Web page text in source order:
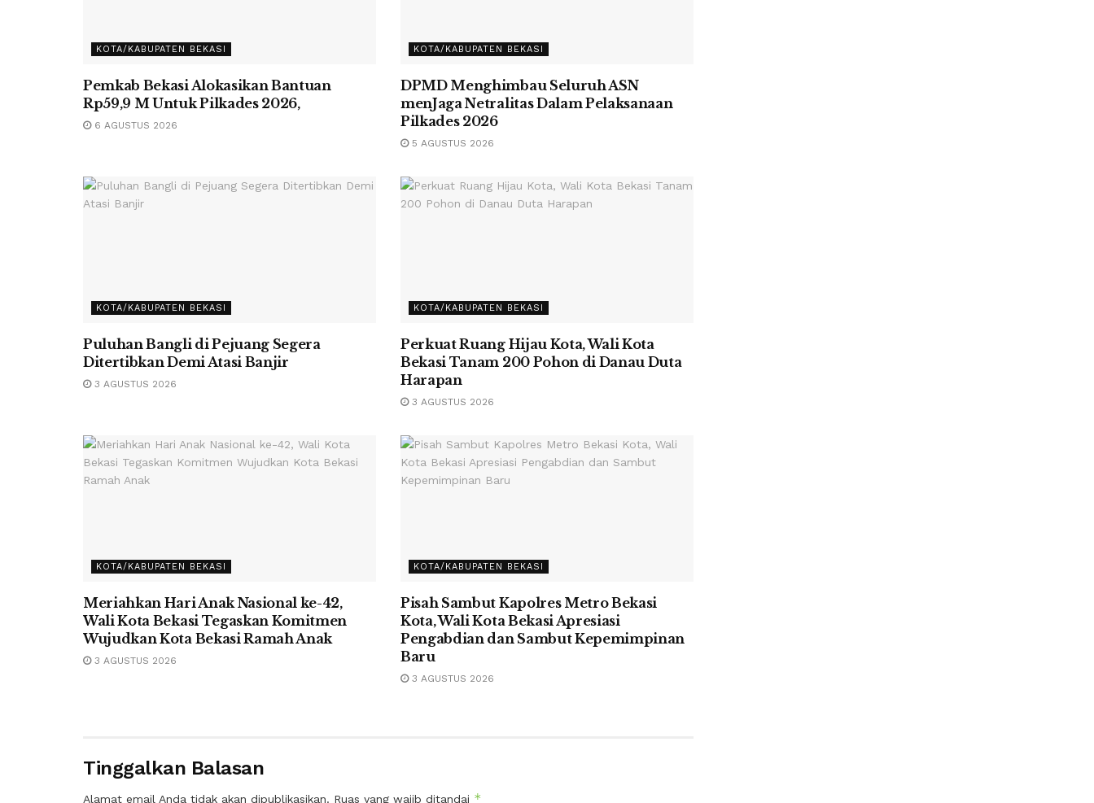
KOTA/KABUPATEN BEKASI
Pemkab Bekasi Alokasikan Bantuan
Rp59,9 M Untuk Pilkades 2026,
6 AGUSTUS 2026
KOTA/KABUPATEN BEKASI
DPMD Menghimbau Seluruh ASN
menJaga Netralitas Dalam Pelaksanaan
Pilkades 2026
5 AGUSTUS 2026
KOTA/KABUPATEN BEKASI
Puluhan Bangli di Pejuang Segera
Ditertibkan Demi Atasi Banjir
3 AGUSTUS 2026
KOTA/KABUPATEN BEKASI
Perkuat Ruang Hijau Kota, Wali Kota
Bekasi Tanam 200 Pohon di Danau Duta
Harapan
3 AGUSTUS 2026
KOTA/KABUPATEN BEKASI
Meriahkan Hari Anak Nasional ke-42,
Wali Kota Bekasi Tegaskan Komitmen
Wujudkan Kota Bekasi Ramah Anak
3 AGUSTUS 2026
KOTA/KABUPATEN BEKASI
Pisah Sambut Kapolres Metro Bekasi
Kota, Wali Kota Bekasi Apresiasi
Pengabdian dan Sambut Kepemimpinan
Baru
3 AGUSTUS 2026
Tinggalkan Balasan
Alamat email Anda tidak akan dipublikasikan. Ruas yang wajib ditandai *